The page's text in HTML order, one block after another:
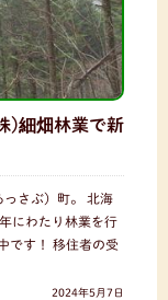
)細畑林業で新
さぶ）町。 北海
にわたり林業を行
です！ 移住者の受
2024年5月7日